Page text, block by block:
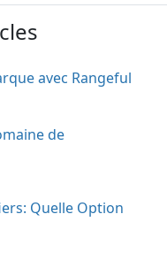
avec Rangeful
de
Quelle Option